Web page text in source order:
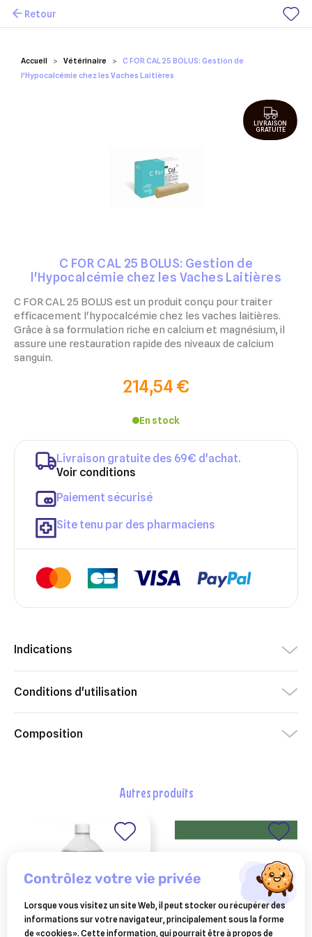
Mes favoris
Accueil Vétérinaire
C FOR CAL 25 BOLUS: Gestion de
l'Hypocalcémie chez les Vaches Laitières
Retour
C FOR CAL 25 BOLUS: Gestion de
l'Hypocalcémie chez les Vaches Laitières
C FOR CAL 25 BOLUS est un produit conçu pour traiter
efficacement l'hypocalcémie chez les vaches laitières.
Grâce à sa formulation riche en calcium et magnésium, il
assure une restauration rapide des niveaux de calcium
sanguin.
214,54 €
En stock
Livraison gratuite des 69€ d'achat.
Voir conditions
Paiement sécurisé
Site tenu par des pharmaciens
LIVRAISON
GRATUITE
Indications
Conditions d'utilisation
Composition
autres produits
Ajouter à ma liste d'envies
Nom de la liste d'envies
Vous devez être connecté pour ajouter des produits à votre
contrôlez votre vie privée
Lorsque vous visitez un site Web, il peut stocker ou récupérer des
informations sur votre navigateur, principalement sous la forme
de «cookies». Cette information, qui pourrait être à propos de